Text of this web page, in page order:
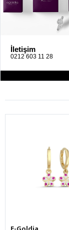
İletişim
0212 603 11 28